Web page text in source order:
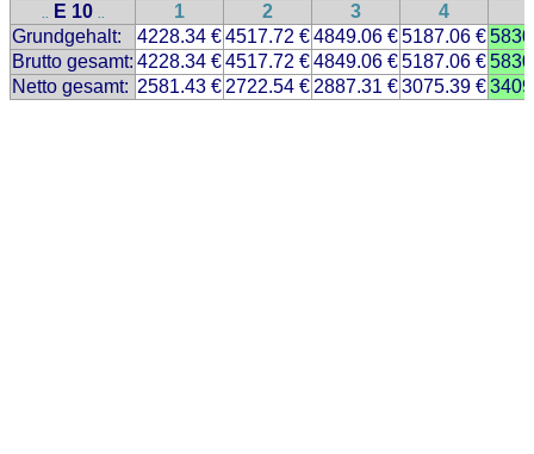
.. E 10 .. 1 2 3 4
Grundgehalt:
4228.34 €4517.72 €4849.06 €5187.06 €
Brutto gesamt: 4228.34 €4517.72 €4849.06 €5187.06 €
Netto gesamt: 2581.43 € 2722.54 € 2887.31 €3075.39 €